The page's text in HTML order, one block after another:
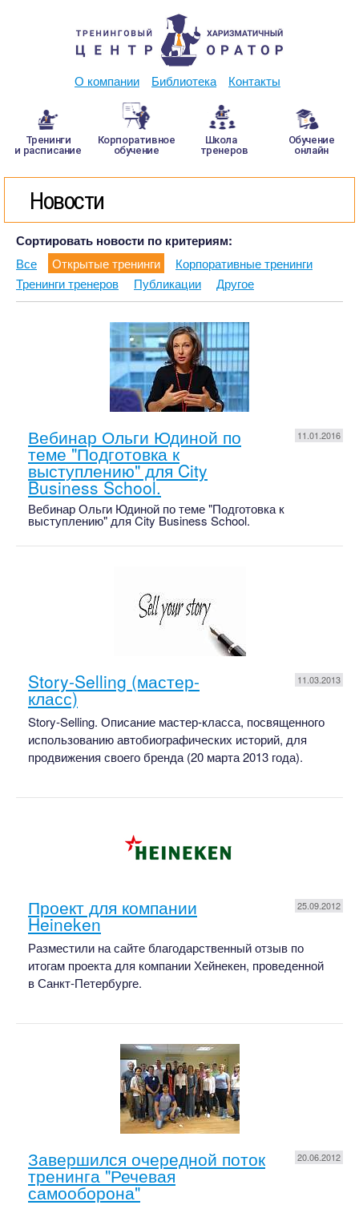
О компании Библиотека Контакты
Тренинги
и расписание
Корпоративное
обучение
Школа
тренеров
Обучение
онлайн
Новости
Сортировать новости по критериям:
Все Открытые тренинги
Корпоративные тренинги
Тренинги тренеров
Публикации Другое
Вебинар Ольги Юдиной по
теме "Подготовка к
выступлению" для City
Business School.
11.01.2016
Вебинар Ольги Юдиной по теме "Подготовка к
выступлению" для City Business School.
Story-Selling (мастер-
класс)
11.03.2013
Story-Selling. Описание мастер-класса, посвященного
использованию автобиографических историй, для
продвижения своего бренда (20 марта 2013 года).
Проект для компании
Heineken
25.09.2012
Разместили на сайте благодарственный отзыв по
итогам проекта для компании Хейнекен, проведенной
в Санкт-Петербурге.
Завершился очередной поток
тренинга "Речевая
самооборона"
20.06.2012